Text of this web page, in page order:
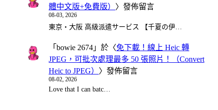
體中文版+免費版） 〉發佈留言
08-03, 2026
東京・大阪 高級派遣サービス 【千夏の伊…
「 bowie 2674 」於〈免下載！線上 Heic 轉
JPEG，可批次處理最多 50 張照片！（Convert
Heic to JPEG） 〉發佈留言
08-02, 2026
Love that I can batc…